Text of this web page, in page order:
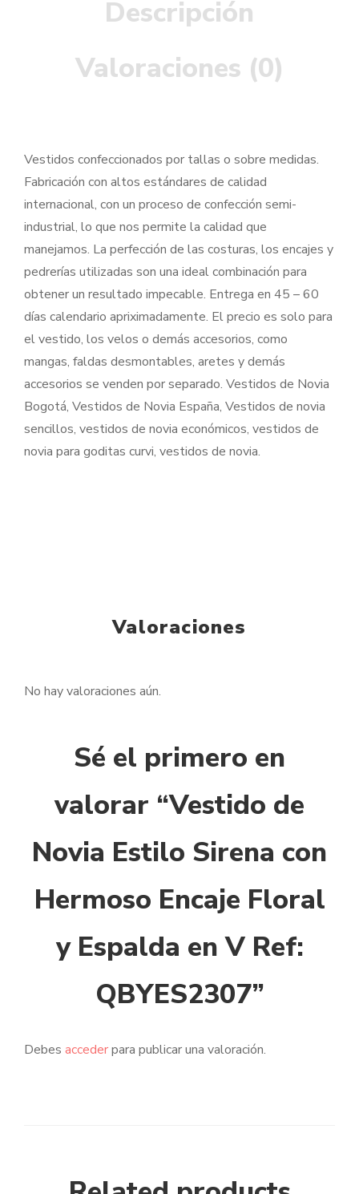
Descripción
Valoraciones (0)
Vestidos confeccionados por tallas o sobre medidas.
Fabricación con altos estándares de calidad
internacional, con un proceso de confección semi-
industrial, lo que nos permite la calidad que
manejamos. La perfección de las costuras, los encajes y
pedrerías utilizadas son una ideal combinación para
obtener un resultado impecable. Entrega en 45 – 60
días calendario apriximadamente. El precio es solo para
el vestido, los velos o demás accesorios, como
mangas, faldas desmontables, aretes y demás
accesorios se venden por separado. Vestidos de Novia
Bogotá, Vestidos de Novia España, Vestidos de novia
sencillos, vestidos de novia económicos, vestidos de
novia para goditas curvi, vestidos de novia.
Valoraciones
No hay valoraciones aún.
Sé el primero en
valorar “Vestido de
Novia Estilo Sirena con
Hermoso Encaje Floral
y Espalda en V Ref:
QBYES2307”
Debes accederpara publicar una valoración.